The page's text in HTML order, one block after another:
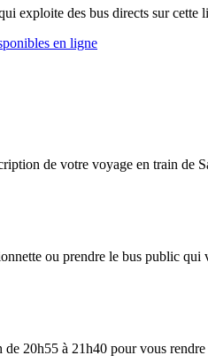
exploite des bus directs sur
en ligne
de votre voyage en train de
ou prendre le bus public
20h55 à 21h40 pour vous